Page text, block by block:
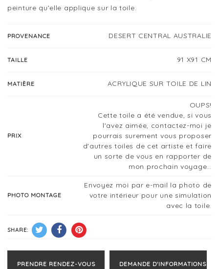
peinture qu’elle applique sur la toile.
PROVENANCE DESERT CENTRAL AUSTRALIE
TAILLE 91 X91 CM
MATIÈRE ACRYLIQUE SUR TOILE DE LIN
PRIX
OUPS!
Cette toile a été vendue, si vous
l'avez aimée, contactez-moi je
pourrais surement vous proposer
d'autres toiles de cet artiste et faire
un sorte de vous en rapporter de
mon prochain voyage…
PHOTO MONTAGE
Envoyez moi par e-mail la photo de
votre intérieur pour une simulation
avec la toile.
SHARE:
PRENDRE RENDEZ-VOUS DEMANDE D'INFORMATIONS